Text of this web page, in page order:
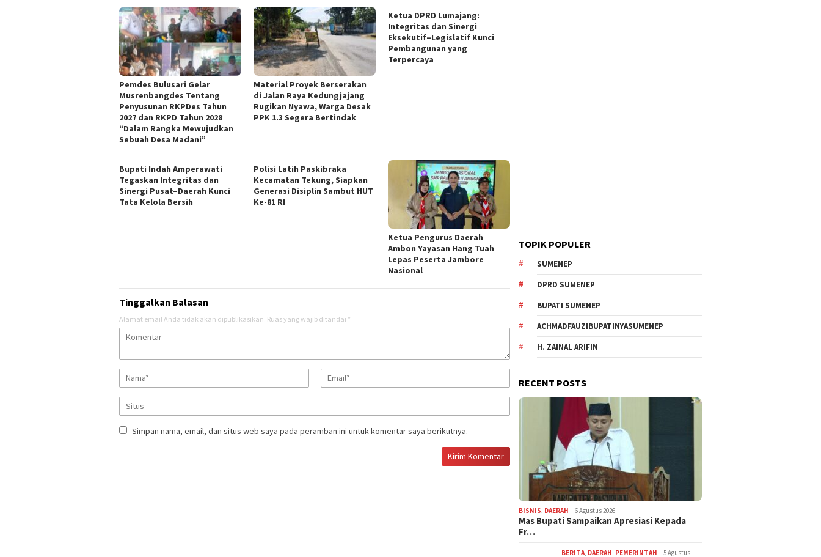
Pemdes Bulusari Gelar
Musrenbangdes Tentang
Penyusunan RKPDes Tahun
2027 dan RKPD Tahun 2028
“Dalam Rangka Mewujudkan
Sebuah Desa Madani”
Material Proyek Berserakan
di Jalan Raya Kedungjajang
Rugikan Nyawa, Warga Desak
PPK 1.3 Segera Bertindak
Ketua DPRD Lumajang:
Integritas dan Sinergi
Eksekutif–Legislatif Kunci
Pembangunan yang
Terpercaya
Bupati Indah Amperawati
Tegaskan Integritas dan
Sinergi Pusat–Daerah Kunci
Tata Kelola Bersih
Polisi Latih Paskibraka
Kecamatan Tekung, Siapkan
Generasi Disiplin Sambut HUT
Ke-81 RI
Ketua Pengurus Daerah
Ambon Yayasan Hang Tuah
Lepas Peserta Jambore
Nasional
Tinggalkan Balasan
Alamat email Anda tidak akan dipublikasikan. Ruas yang wajib ditandai *
Simpan nama, email, dan situs web saya pada peramban ini untuk komentar saya berikutnya.
TOPIK POPULER
SUMENEP
DPRD SUMENEP
BUPATI SUMENEP
ACHMADFAUZIBUPATINYASUMENEP
H. ZAINAL ARIFIN
RECENT POSTS
BISNIS, DAERAH 6 Agustus 2026
Mas Bupati Sampaikan Apresiasi Kepada
Fr…
BERITA, DAERAH, PEMERINTAH 5 Agustus